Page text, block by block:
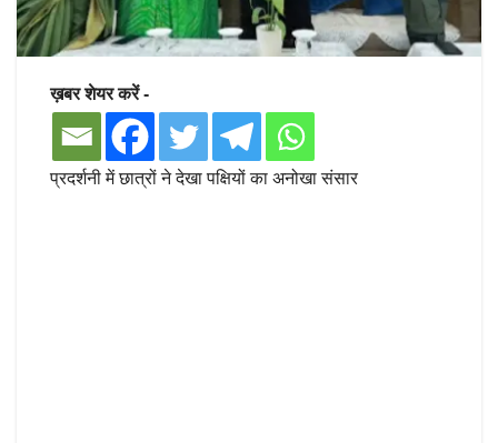
ख़बर शेयर करें -
प्रदर्शनी में छात्रों ने देखा पक्षियों का अनोखा संसार